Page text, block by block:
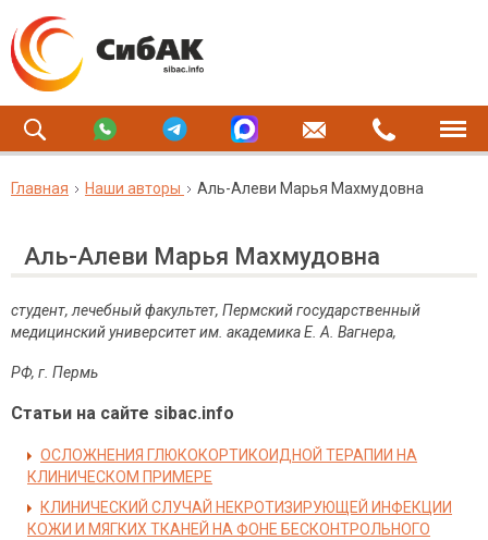
Главная Наши авторы Аль-Алеви Марья Махмудовна
Аль-Алеви Марья Махмудовна
студент, лечебный факультет, Пермский государственный
медицинский университет им. академика Е. А. Вагнера,
РФ, г Пермь
Статьи на сайте sibac.info
ОСЛОЖНЕНИЯ ГЛЮКОКОРТИКОИДНОЙ ТЕРАПИИ НА
КЛИНИЧЕСКОМ ПРИМЕРЕ
КЛИНИЧЕСКИЙ СЛУЧАЙ НЕКРОТИЗИРУЮЩЕЙ ИНФЕКЦИИ
КОЖИ И МЯГКИХ ТКАНЕЙ НА ФОНЕ БЕСКОНТРОЛЬНОГО